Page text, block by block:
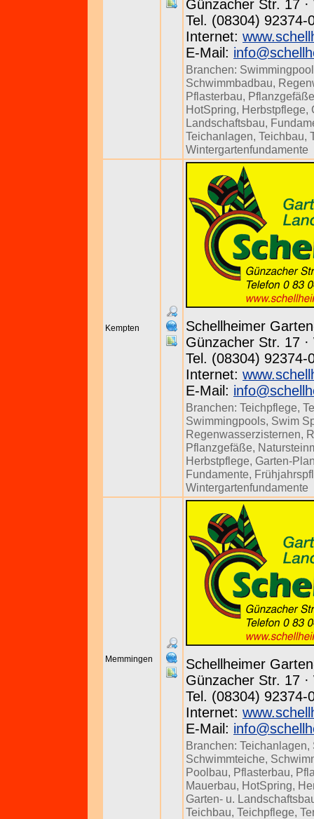
Günzacher Str. 17
Tel. (08304) 92374-
Internet:
E-Mail:
Branchen:
Schwimmbadbau,
Pflasterbau, Pflanzgefäße
HotSpring, Herbstpflege,
Landschaftsbau,
Teichanlagen, Teichbau,
Wintergartenfundamente
Kempten
Schellheimer
Günzacher Str. 17
Tel. (08304) 92374-
Internet:
E-Mail:
Branchen: Teichpflege,
Swimmingpools, Swim
Regenwasserzisternen,
Pflanzgefäße,
Herbstpflege, Garten-
Fundamente,
Wintergartenfundamente
Memmingen
Schellheimer
Günzacher Str. 17
Tel. (08304) 92374-
Internet:
E-Mail:
Branchen: Teichanlagen,
Schwimmteiche,
Poolbau, Pflasterbau,
Mauerbau, HotSpring,
Garten- u.
Teichbau, Teichpflege,